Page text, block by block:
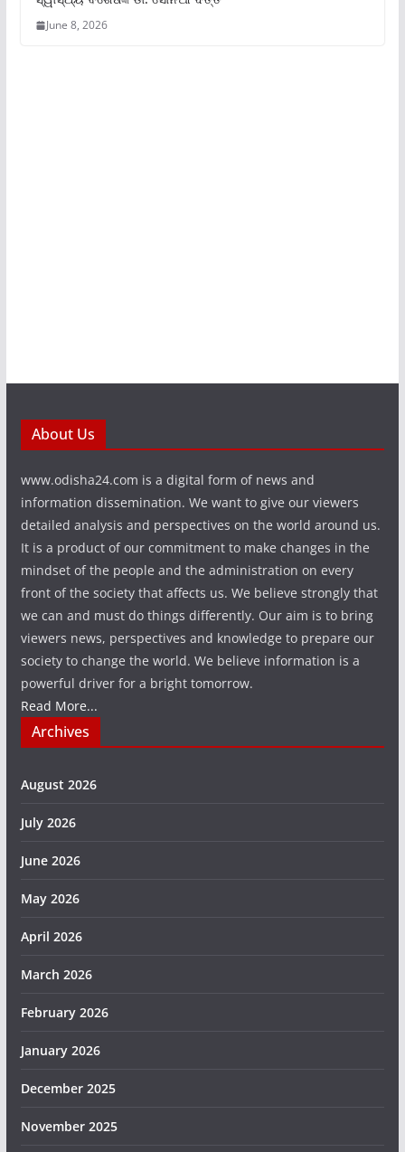
June 8, 2026
About Us
www.odisha24.com is a digital form of news and
information dissemination. We want to give our viewers
detailed analysis and perspectives on the world around us.
It is a product of our commitment to make changes in the
mindset of the people and the administration on every
front of the society that affects us. We believe strongly that
we can and must do things differently. Our aim is to bring
viewers news, perspectives and knowledge to prepare our
society to change the world. We believe information is a
powerful driver for a bright tomorrow.
Read More...
Archives
August 2026
July 2026
June 2026
May 2026
April 2026
March 2026
February 2026
January 2026
December 2025
November 2025